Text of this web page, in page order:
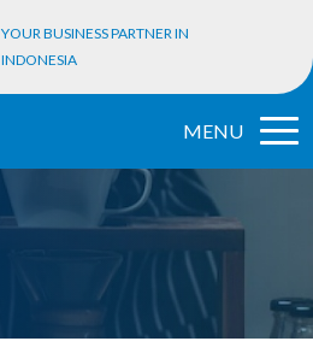
YOUR BUSINESS PARTNER IN
INDONESIA
MENU